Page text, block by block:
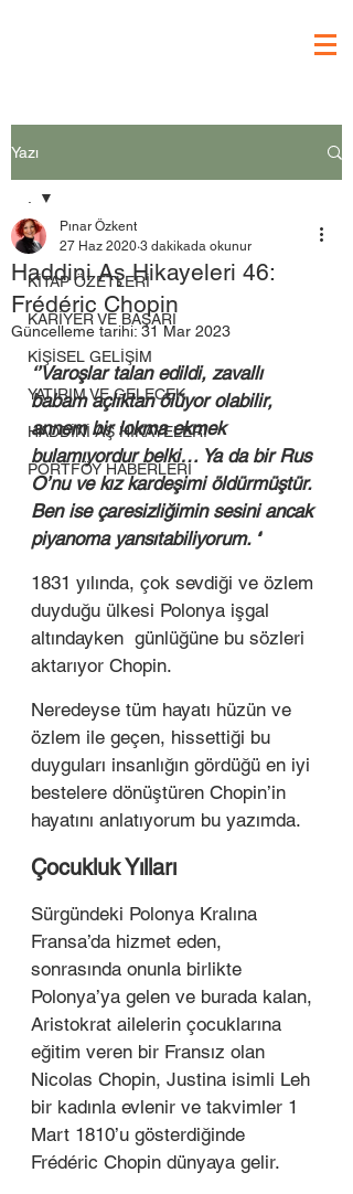
Yazı
.
KİTAP ÖZETLERİ
KARİYER VE BAŞARI
KİŞİSEL GELİŞİM
YATIRIM VE GELECEK
HADDİNİ AŞ HİKAYELERİ
PORTFÖY HABERLERİ
Haddini Aş Hikayeleri 46:
Frédéric Chopin
Pınar Özkent
27 Haz 2020 3 dakikada okunur
Güncelleme tarihi: 31 Mar 2023
‘’Varoşlar talan edildi, zavallı
babam açlıktan ölüyor olabilir,
annem bir lokma ekmek
bulamıyordur belki… Ya da bir Rus
O’nu ve kız kardeşimi öldürmüştür.
Ben ise çaresizliğimin sesini ancak
piyanoma yansıtabiliyorum. ‘’
1831 yılında, çok sevdiği ve özlem
duyduğu ülkesi Polonya işgal
altındayken  günlüğüne bu sözleri
aktarıyor Chopin.
Neredeyse tüm hayatı hüzün ve
özlem ile geçen, hissettiği bu
duyguları insanlığın gördüğü en iyi
bestelere dönüştüren Chopin’in
hayatını anlatıyorum bu yazımda.
Çocukluk Yılları
Sürgündeki Polonya Kralına
Fransa’da hizmet eden,
sonrasında onunla birlikte
Polonya’ya gelen ve burada kalan,
Aristokrat ailelerin çocuklarına
eğitim veren bir Fransız olan
Nicolas Chopin, Justina isimli Leh
bir kadınla evlenir ve takvimler 1
Mart 1810’u gösterdiğinde
Frédéric Chopin dünyaya gelir.